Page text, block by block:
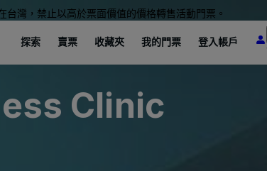
灣，禁止以高於票面價值的價格轉售活動門票。
探索 賣票 收藏夾 我的門票 登入帳戶
Clinic